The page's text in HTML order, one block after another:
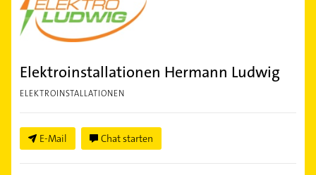
Elektroinstallationen Hermann Ludwig
ELEKTROINSTALLATIONEN
E-Mail Chat starten